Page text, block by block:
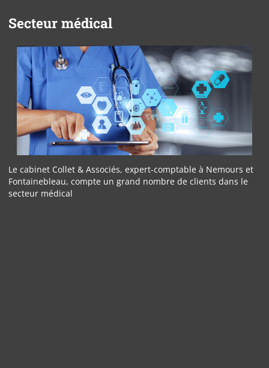
Secteur médical
Le cabinet Collet & Associés, expert-comptable à Nemours et
Fontainebleau, compte un grand nombre de clients dans le
secteur médical